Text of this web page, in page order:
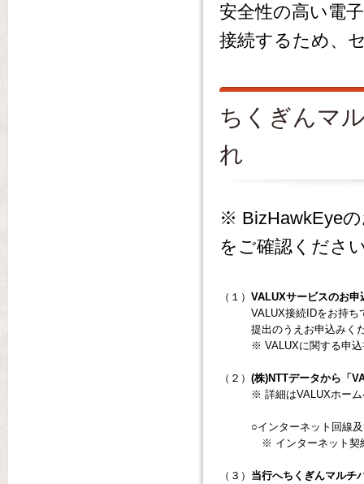
安全性の高い電
接続するため、
ちくぎんマ
れ
※ BizHawkEye
をご確認くださ
（１） VALUXサービスのお申
VALUX接続IDをお持ち
提出のうえお申込みく
※ VALUXに関する申
（２） (株)NTTデータから「
※ 詳細はVALUXホー
○インターネット回線
※ インターネット契
（３） 当行へちくぎんマルチ